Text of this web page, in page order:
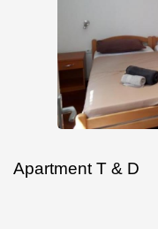
Apartment T & D